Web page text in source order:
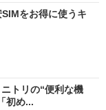
をお得に使うキ
トリの“便利な機
初め...